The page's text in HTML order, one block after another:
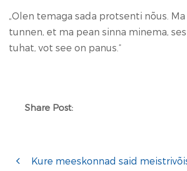
„Olen temaga sada protsenti nõus.
tunnen, et ma pean sinna minema,
tuhat, vot see on panus.“
Share Post:
Kure meeskonnad said